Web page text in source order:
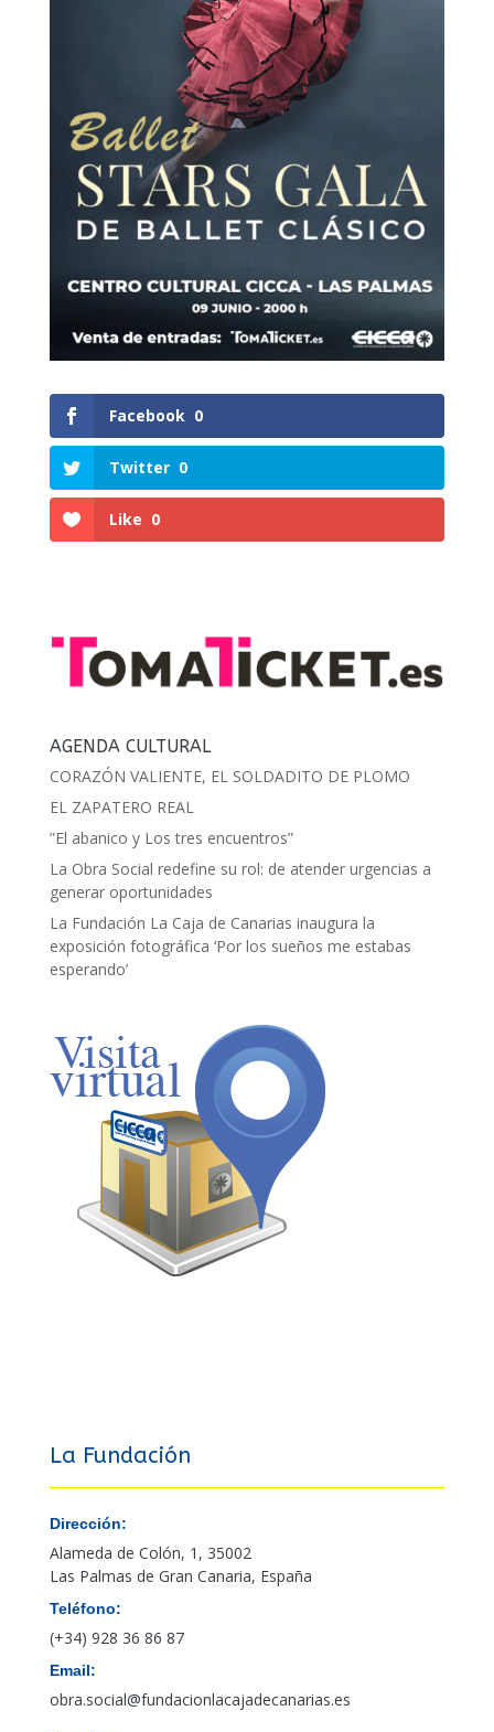
Facebook 0
Twitter 0
Like 0
AGENDA CULTURAL
CORAZÓN VALIENTE, EL SOLDADITO DE PLOMO
EL ZAPATERO REAL
”El abanico y Los tres encuentros”
La Obra Social redefine su rol: de atender urgencias a
generar oportunidades
La Fundación La Caja de Canarias inaugura la
exposición fotográfica ‘Por los sueños me estabas
esperando’
La Fundación
Dirección:
Alameda de Colón, 1, 35002
Las Palmas de Gran Canaria, España
Teléfono:
(+34) 928 36 86 87
Email:
obra.social@fundacionlacajadecanarias.es